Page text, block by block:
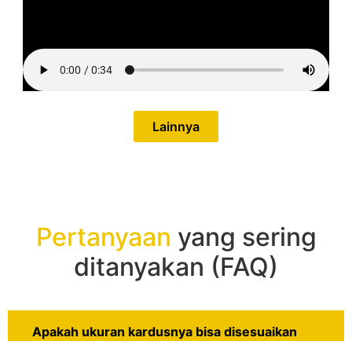
Lainnya
Pertanyaan yang sering
ditanyakan (FAQ)
Apakah ukuran kardusnya bisa disesuaikan